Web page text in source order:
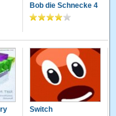
Bob die Schnecke 4
Switch